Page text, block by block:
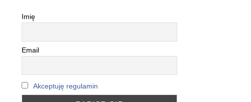
Imię
Email
Akceptuję regulamin